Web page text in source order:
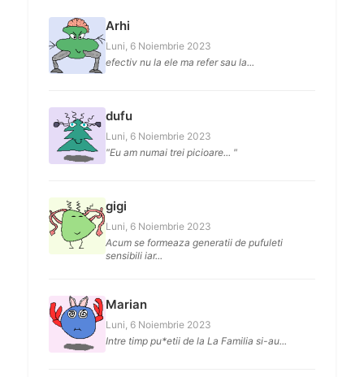
Arhi
Luni, 6 Noiembrie 2023
efectiv nu la ele ma refer sau la...
dufu
Luni, 6 Noiembrie 2023
"Eu am numai trei picioare... "
gigi
Luni, 6 Noiembrie 2023
Acum se formeaza generatii de pufuleti
sensibili iar...
Marian
Luni, 6 Noiembrie 2023
Intre timp pu*etii de la La Familia si-au...